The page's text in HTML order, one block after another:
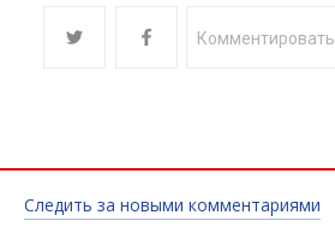
Комментировать
Следить за новыми комментариями